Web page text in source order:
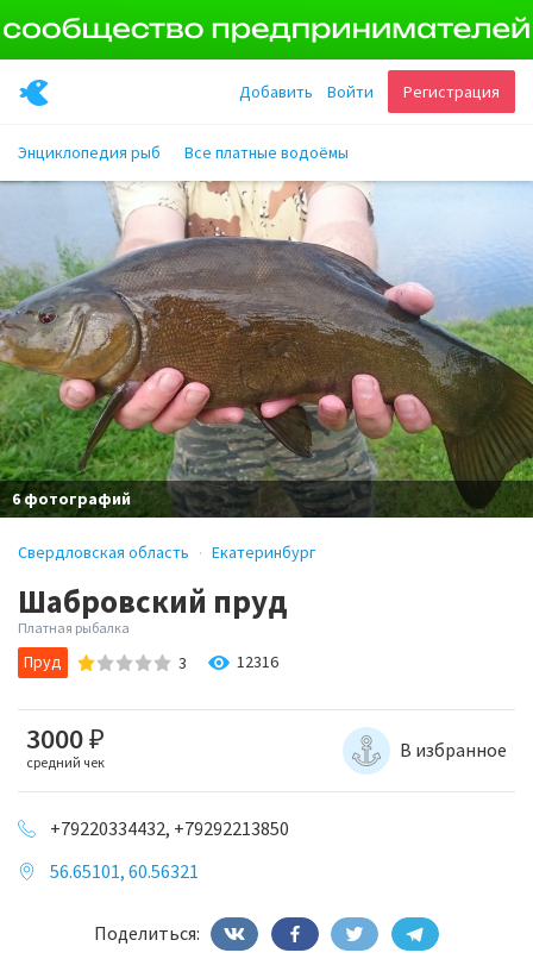
Регистрация
Войти
Добавить
Энциклопедия рыб Все платные водоёмы
6 фотографий
Свердловская область Екатеринбург
Шабровский пруд
Платная рыбалка
Пруд 3 12316
3000₽
средний чек
В избранное
+79220334432, +79292213850
56.65101, 60.56321
Поделиться: